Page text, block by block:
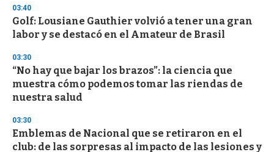
s
e
c
o
d
s
03:40
Golf: Lousiane Gauthier volvió a tener una gran
labor y se destacó en el Amateur de Brasil
03:30
“No hay que bajar los brazos”: la ciencia que
muestra cómo podemos tomar las riendas de
nuestra salud
03:30
Emblemas de Nacional que se retiraron en el
club: de las sorpresas al impacto de las lesiones y